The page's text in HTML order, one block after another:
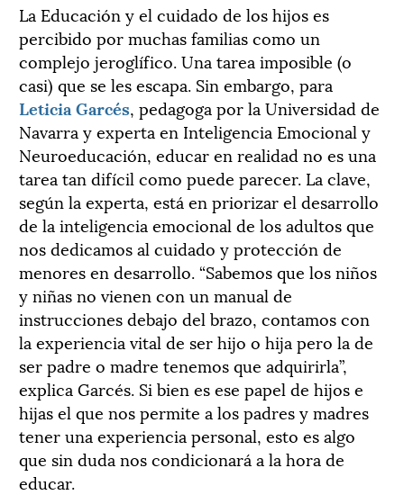
La Educación y el cuidado de los hijos es
percibido por muchas familias como un
complejo jeroglífico. Una tarea imposible (o
casi) que se les escapa. Sin embargo, para
Leticia Garcés, pedagoga por la Universidad de
Navarra y experta en Inteligencia Emocional y
Neuroeducación, educar en realidad no es una
tarea tan difícil como puede parecer. La clave,
según la experta, está en priorizar el desarrollo
de la inteligencia emocional de los adultos que
nos dedicamos al cuidado y protección de
menores en desarrollo. “Sabemos que los niños
y niñas no vienen con un manual de
instrucciones debajo del brazo, contamos con
la experiencia vital de ser hijo o hija pero la de
ser padre o madre tenemos que adquirirla”,
explica Garcés. Si bien es ese papel de hijos e
hijas el que nos permite a los padres y madres
tener una experiencia personal, esto es algo
que sin duda nos condicionará a la hora de
educar.